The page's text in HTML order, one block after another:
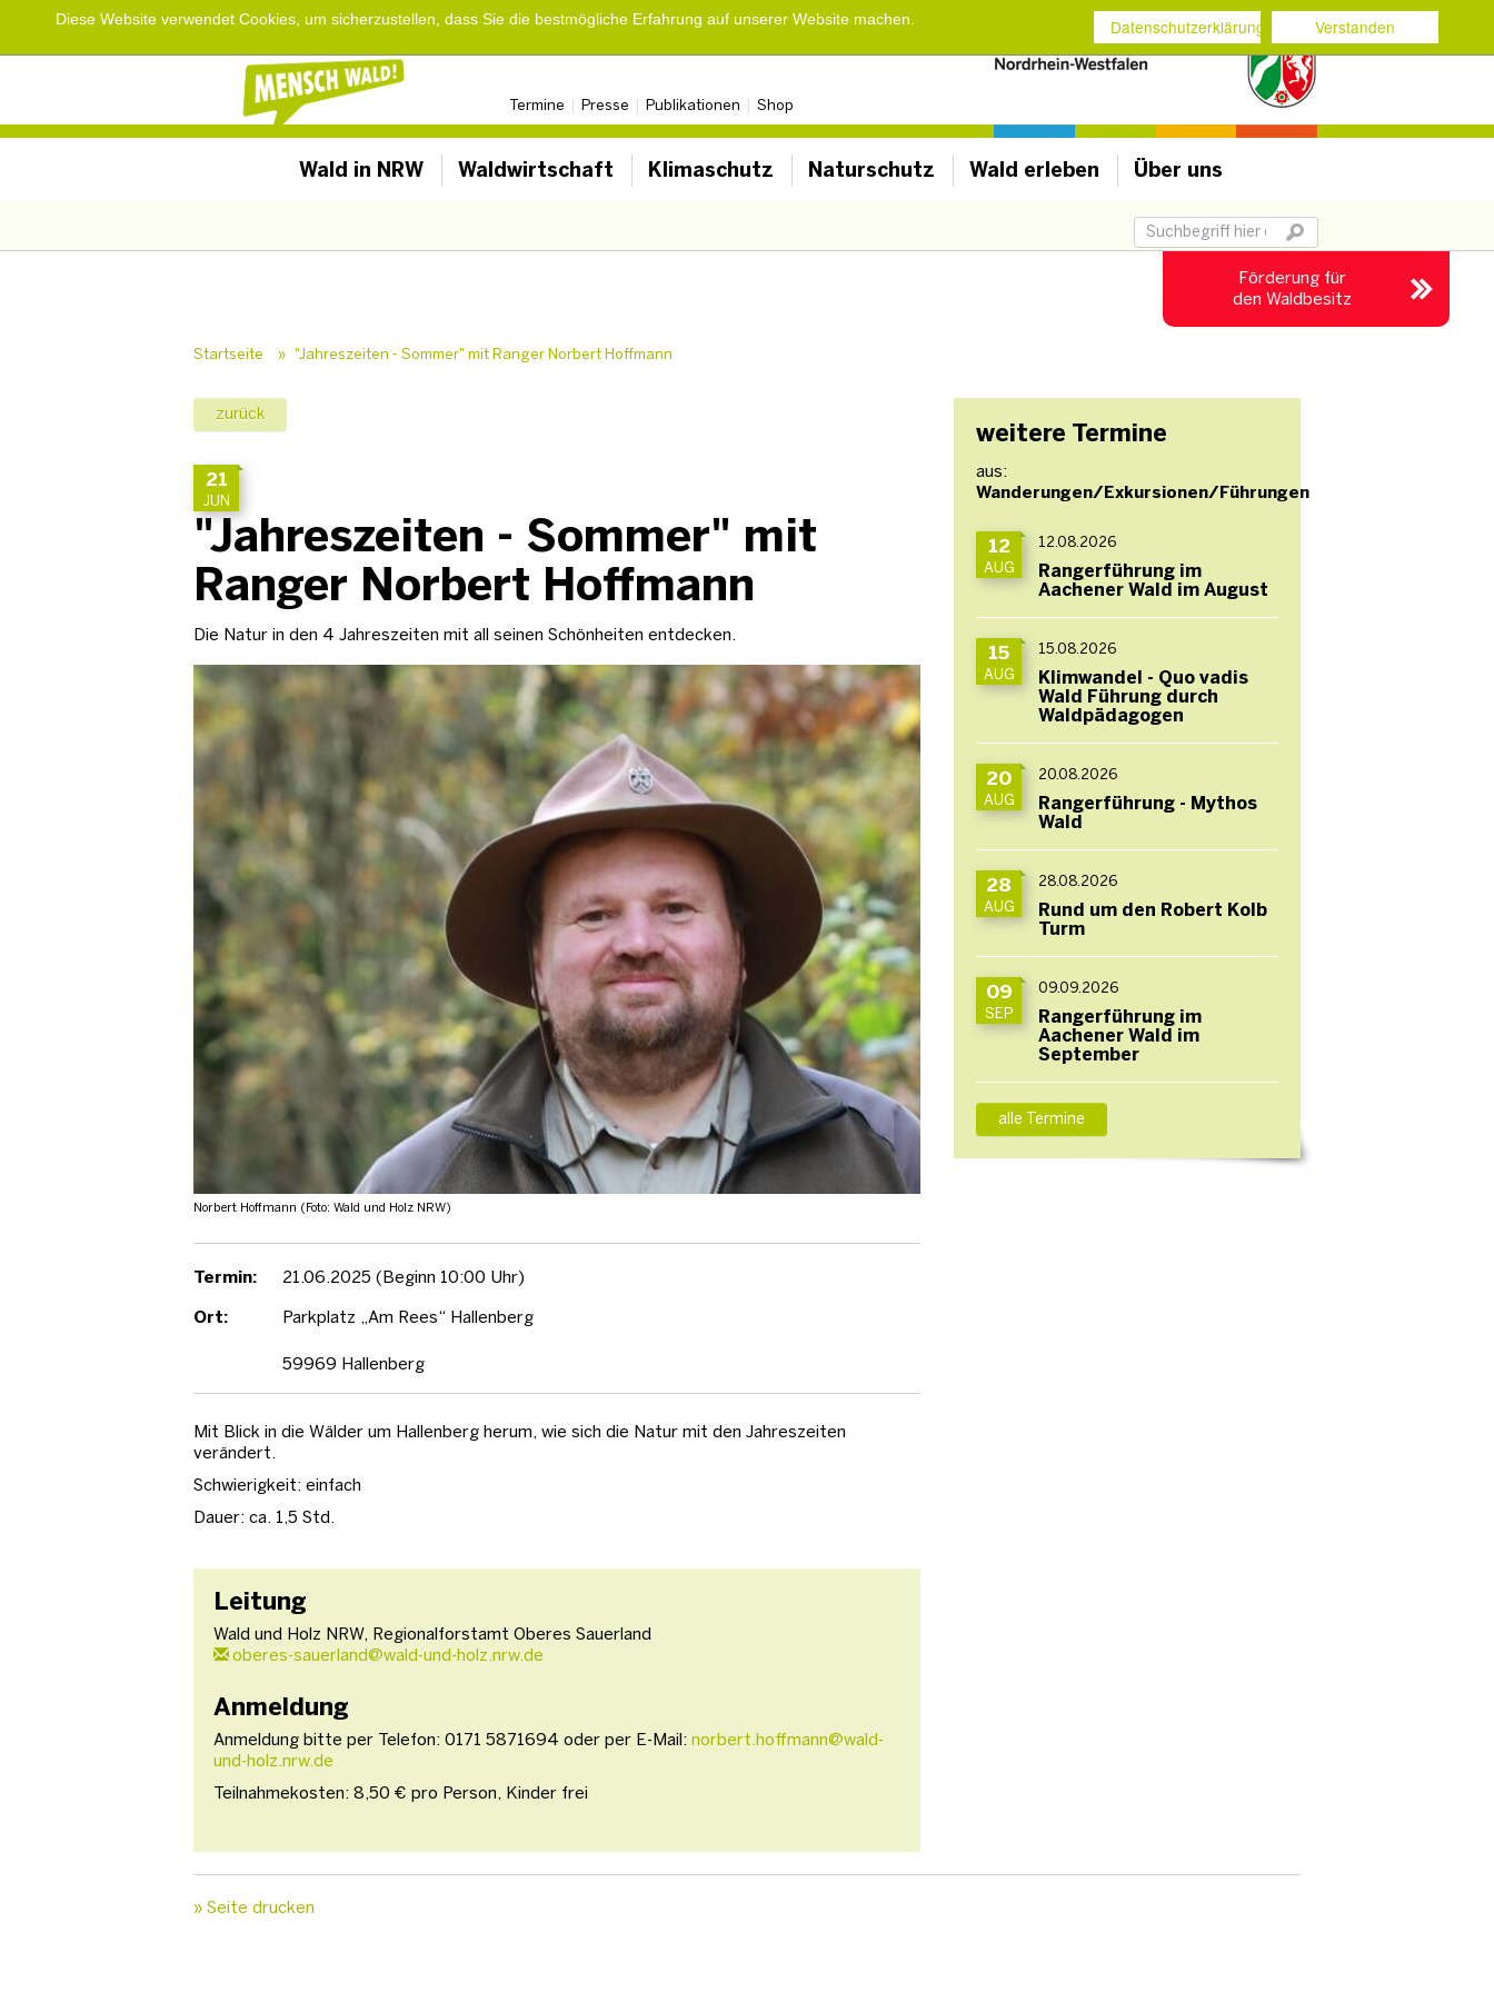
Verstanden
Datenschutzerklärung
Diese Website verwendet Cookies, um sicherzustellen, dass Sie die bestmögliche Erfahrung auf unserer Website machen.
Termine Presse Publikationen Shop
Wald in NRW Waldwirtschaft Klimaschutz Naturschutz Wald erleben Über uns
Suchbegriff
Förderung für
den Waldbesitz
Startseite » "Jahreszeiten - Sommer" mit Ranger Norbert Hoffmann
zurück
21
JUN
"Jahreszeiten - Sommer" mit
Ranger Norbert Hoffmann
Die Natur in den 4 Jahreszeiten mit all seinen Schönheiten entdecken.
Norbert Hoffmann (Foto: Wald und Holz NRW)
Termin:
21.06.2025 (Beginn 10:00 Uhr)
Ort:
Parkplatz „Am Rees“ Hallenberg
59969 Hallenberg
Mit Blick in die Wälder um Hallenberg herum, wie sich die Natur mit den Jahreszeiten
verändert.
Schwierigkeit: einfach
Dauer: ca. 1,5 Std.
Leitung
Wald und Holz NRW, Regionalforstamt Oberes Sauerland
oberes-sauerland@wald-und-holz.nrw.de
Anmeldung
Anmeldung bitte per Telefon: 0171 5871694 oder per E-Mail: norbert.hoffmann@wald-
und-holz.nrw.de
Teilnahmekosten: 8,50 € pro Person, Kinder frei
weitere Termine
aus:
Wanderungen/Exkursionen/Führungen
12
AUG
12.08.2026
Rangerführung im
Aachener Wald im August
15
AUG
15.08.2026
Klimwandel - Quo vadis
Wald Führung durch
Waldpädagogen
20
AUG
20.08.2026
Rangerführung - Mythos
Wald
28
AUG
28.08.2026
Rund um den Robert Kolb
Turm
09
SEP
09.09.2026
Rangerführung im
Aachener Wald im
September
alle Termine
» Seite drucken